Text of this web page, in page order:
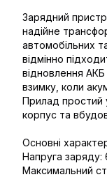
Зарядний
надійне
автомобільних
відмінно
відновлення
взимку, коли
Прилад простий
корпус та
Основні
Напруга заряду:
Максимальний